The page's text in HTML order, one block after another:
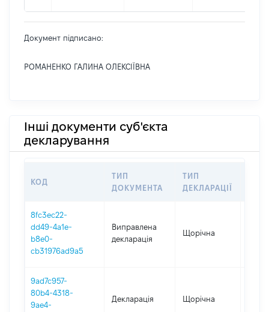
Документ підписано:
РОМАНЕНКО ГАЛИНА ОЛЕКСІЇВНА
Інші документи суб'єкта
декларування
КОД
ТИП
ДОКУМЕНТА
ТИП
ДЕКЛАРАЦІЇ
8fc3ec22-
dd49-4a1e-
b8e0-
cb31976ad9a5
Виправлена
декларація
Щорічна
9ad7c957-
80b4-4318-
9ae4-
Декларація Щорічна